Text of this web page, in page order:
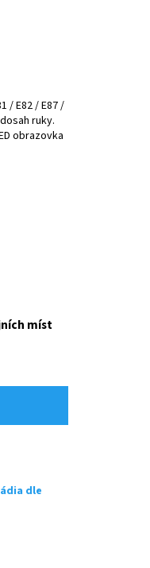
/ E82 / E87 /
ruky.
obrazovka
míst
dle